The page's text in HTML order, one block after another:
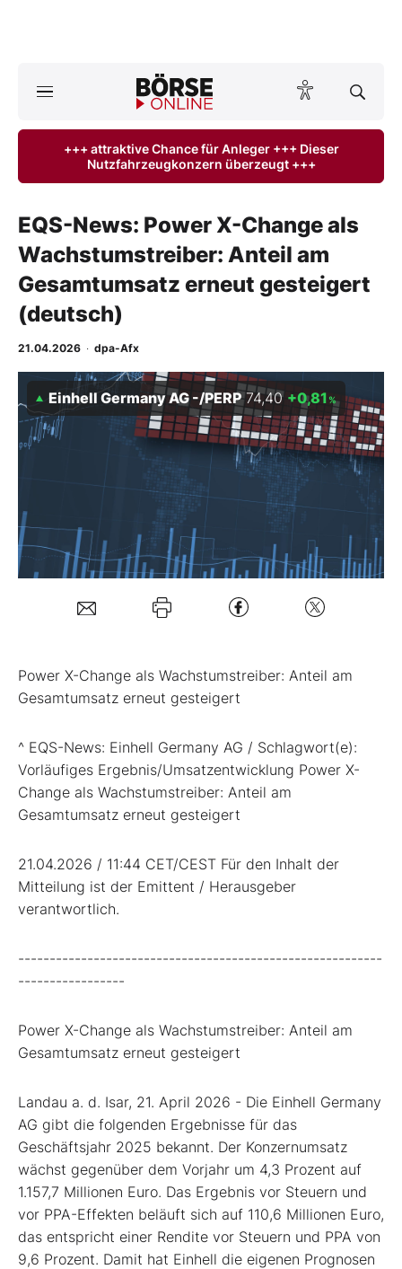
ktuelle Ausgabe BÖRSE ONLINE lesen
Finanz-Check
Abo & Shop
BO-Musterdepots
Experten
Mein B:O
Folgen Sie uns
Kontakt
+++ attraktive Chance für Anleger +++ Dieser
Nutzfahrzeugkonzern überzeugt +++
EQS-News: Power X-Change als
Wachstumstreiber: Anteil am
Gesamtumsatz erneut gesteigert
(deutsch)
21.04.2026 · dpa-Afx
Einhell Germany AG -/PERP 74,40 +0,81 %
Power X-Change als Wachstumstreiber: Anteil am
Gesamtumsatz erneut gesteigert
^ EQS-News: Einhell Germany AG / Schlagwort(e):
Vorläufiges Ergebnis/Umsatzentwicklung Power X-
Change als Wachstumstreiber: Anteil am
Gesamtumsatz erneut gesteigert
21.04.2026 / 11:44 CET/CEST Für den Inhalt der
Mitteilung ist der Emittent / Herausgeber
verantwortlich.
----------------------------------------------------------
-----------------
Power X-Change als Wachstumstreiber: Anteil am
Gesamtumsatz erneut gesteigert
Landau a. d. Isar, 21. April 2026 - Die Einhell Germany
AG gibt die folgenden Ergebnisse für das
Geschäftsjahr 2025 bekannt. Der Konzernumsatz
wächst gegenüber dem Vorjahr um 4,3 Prozent auf
1.157,7 Millionen Euro. Das Ergebnis vor Steuern und
vor PPA-Effekten beläuft sich auf 110,6 Millionen Euro,
das entspricht einer Rendite vor Steuern und PPA von
9,6 Prozent. Damit hat Einhell die eigenen Prognosen